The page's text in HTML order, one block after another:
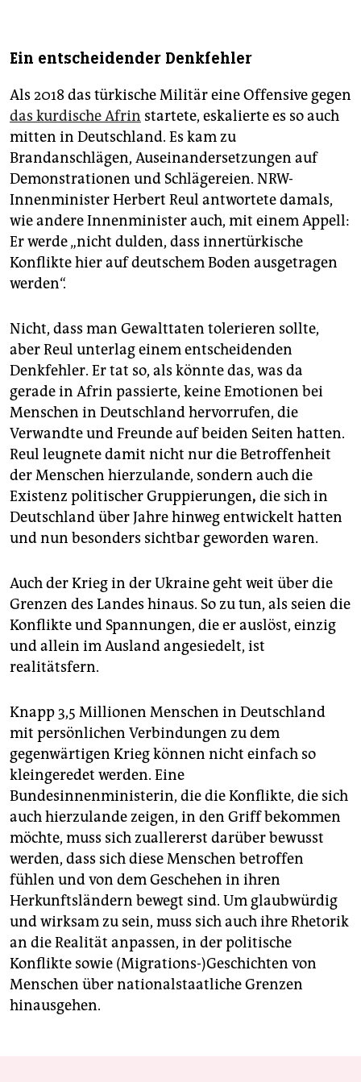
Ein entscheidender Denkfehler
Als 2018 das türkische Militär eine Offensive gegen
das kurdische Afrin startete, eskalierte es so auch
mitten in Deutschland. Es kam zu
Brandanschlägen, Auseinandersetzungen auf
Demonstrationen und Schlägereien. NRW-
Innenminister Herbert Reul antwortete damals,
wie andere Innenminister auch, mit einem Appell:
Er werde „nicht dulden, dass innertürkische
Konflikte hier auf deutschem Boden ausgetragen
werden“.
Nicht, dass man Gewalttaten tolerieren sollte,
aber Reul unterlag einem entscheidenden
Denkfehler. Er tat so, als könnte das, was da
gerade in Afrin passierte, keine Emotionen bei
Menschen in Deutschland hervorrufen, die
Verwandte und Freunde auf beiden Seiten hatten.
Reul leugnete damit nicht nur die Betroffenheit
der Menschen hierzulande, sondern auch die
Existenz politischer Gruppierungen, die sich in
Deutschland über Jahre hinweg entwickelt hatten
und nun besonders sichtbar geworden waren.
Auch der Krieg in der Ukraine geht weit über die
Grenzen des Landes hinaus. So zu tun, als seien die
Konflikte und Spannungen, die er auslöst, einzig
und allein im Ausland angesiedelt, ist
realitätsfern.
Knapp 3,5 Millionen Menschen in Deutschland
mit persönlichen Verbindungen zu dem
gegenwärtigen Krieg können nicht einfach so
kleingeredet werden. Eine
Bundesinnenministerin, die die Konflikte, die sich
auch hierzulande zeigen, in den Griff bekommen
möchte, muss sich zuallererst darüber bewusst
werden, dass sich diese Menschen betroffen
fühlen und von dem Geschehen in ihren
Herkunftsländern bewegt sind. Um glaubwürdig
und wirksam zu sein, muss sich auch ihre Rhetorik
an die Realität anpassen, in der politische
Konflikte sowie (Migrations-)Geschichten von
Menschen über nationalstaatliche Grenzen
hinausgehen.